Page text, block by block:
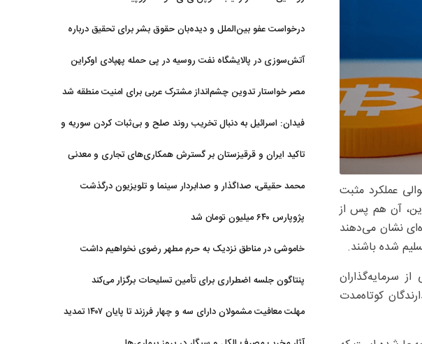
عملکرد مثبت
برای بیت‌کوین، آن هم پس از
نشان می‌دهند
شده باشند.
سرمایه‌گذاران
کوتاه‌مدت
درخواست عفو بین‌الملل و دیده‌بان حقوق بشر برای تحقیق درباره
آتش‌سوزی در پالایشگاه نفت روسیه در پی حمله پهپادی اوکراین
مصر خواستار تدوین چشم‌انداز مشترک عربی برای امنیت منطقه شد
فیدان: اسرائیل به دنبال تخریب روند صلح و بی‌ثبات کردن سوریه و
تاکید ایران و قرقیزستان بر گسترش همکاری‌های تجاری و معدنی
محمد حقیقی، صداگذار و صدابردار سینما و تلویزیون درگذشت
پژوپارس ۶۴۰ میلیون تومان شد
خاموشی در مناطق نزدیک به حرم مطهر رضوی نخواهیم داشت
پنتاگون جلسه اضطراری برای تأمین تسلیحات برگزار می‌کند
مهلت معافیت مشمولان دارای سه و چهار فرزند تا پایان ۱۴۰۷ تمدید